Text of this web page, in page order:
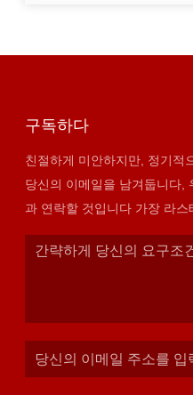
구독하다
친절하게 미안하지만, 정기적
당신의 이메일을 남겨둡니다,
과 연락할 것